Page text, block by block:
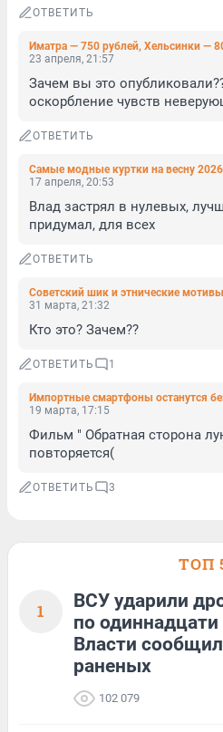
ОТВЕТИТЬ
23 апреля, 21:57
Зачем вы это
оскорбление чувств
ОТВЕТИТЬ
17 апреля, 20:53
Влад застрял в нулевых,
придумал, для всех
ОТВЕТИТЬ
31 марта, 21:32
Кто это? Зачем??
ОТВЕТИТЬ 1
19 марта, 17:15
Фильм " Обратная сторона
повторяется(
ОТВЕТИТЬ 3
ТОП
1
ВСУ ударили
по
Власти
раненых
102 079